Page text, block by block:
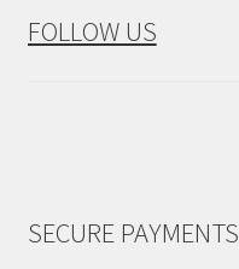
FOLLOW US
SECURE PAYMENTS